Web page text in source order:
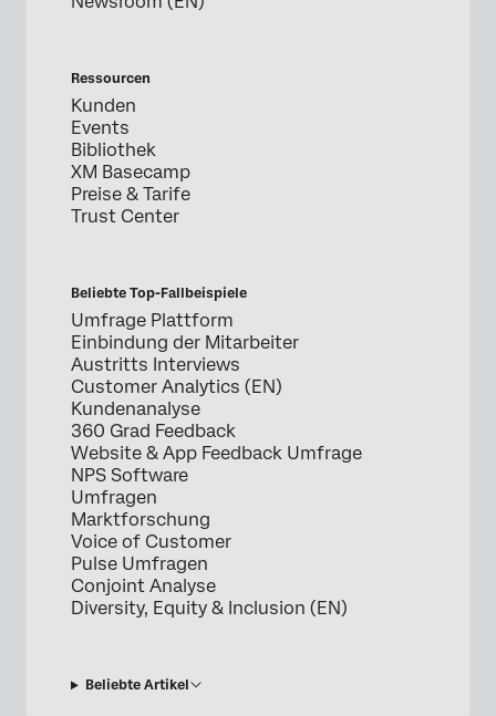
Ressourcen
Kunden
Events
Bibliothek
XM Basecamp
Preise & Tarife
Trust Center
Beliebte Top-Fallbeispiele
Umfrage Plattform
Einbindung der Mitarbeiter
Austritts Interviews
Customer Analytics (EN)
Kundenanalyse
360 Grad Feedback
Website & App Feedback Umfrage
NPS Software
Umfragen
Marktforschung
Voice of Customer
Pulse Umfragen
Conjoint Analyse
Diversity, Equity & Inclusion (EN)
Beliebte Artikel